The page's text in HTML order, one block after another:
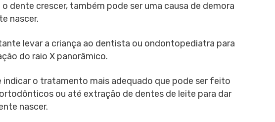
dente crescer, também pode ser uma causa de demora
nascer.
levar a criança ao dentista ou ondontopediatra para
do raio X panorâmico.
indicar o tratamento mais adequado que pode ser feito
ou até extração de dentes de leite para dar
nascer.